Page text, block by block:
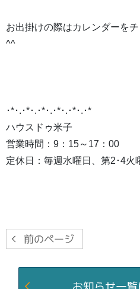
お出掛けの際はカレンダーを
^^
･*･.･*･.･*･.･*･.･*･.･*
ハウスドゥ米子
営業時間：9：15～17：00
定休日：毎週水曜日、第2･4火